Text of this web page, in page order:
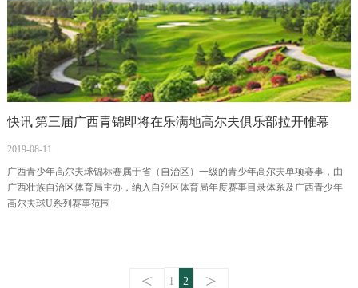
快讯|第三届广西青锦即将在乐满地高尔夫俱乐部拉开帷幕
2019-08-11
广西青少年高尔夫球锦标赛属于省（自治区）一级的青少年高尔夫单项赛事，由
广西壮族自治区体育局主办，纳入自治区体育局年度赛事目录体系及广西青少年
高尔夫球U系列赛事范围
< 1 2 >